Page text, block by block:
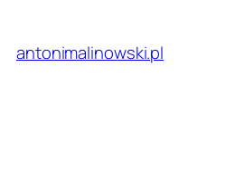
treści
antonimalinowski.pl